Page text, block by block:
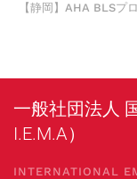
区
【静岡】AHA BLSプ
一般社団法人
I.E.M.A）
INTERNATIONAL